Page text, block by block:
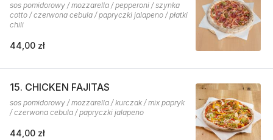
sos pomidorowy / mozzarella / pepperoni / szynka
cotto / czerwona cebula / papryczki jalapeno / płatki
chili
44,00 zł
15. CHICKEN FAJITAS
sos pomidorowy / mozzarella / kurczak / mix papryk
/ czerwona cebula / papryczki jalapeno
44,00 zł